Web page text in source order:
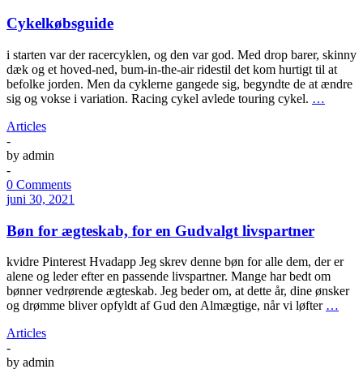
Cykelkøbsguide
i starten var der racercyklen, og den var god. Med drop barer, skinny
dæk og et hoved-ned, bum-in-the-air ridestil det kom hurtigt til at
befolke jorden. Men da cyklerne gangede sig, begyndte de at ændre
sig og vokse i variation. Racing cykel avlede touring cykel. …
Articles
-
by admin
-
0 Comments
juni 30, 2021
Bøn for ægteskab, for en Gudvalgt livspartner
kvidre Pinterest Hvadapp Jeg skrev denne bøn for alle dem, der er
alene og leder efter en passende livspartner. Mange har bedt om
bønner vedrørende ægteskab. Jeg beder om, at dette år, dine ønsker
og drømme bliver opfyldt af Gud den Almægtige, når vi løfter …
Articles
-
by admin